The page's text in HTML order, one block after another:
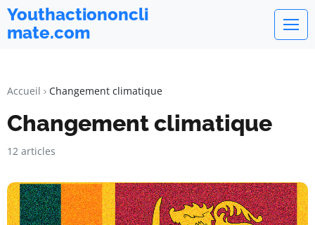
Youthactiononcli
mate.com
Accueil Changement climatique
Changement climatique
12 articles